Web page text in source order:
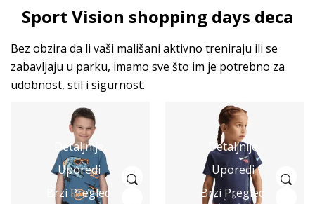
Sport Vision shopping days deca
Bez obzira da li vaši mališani aktivno treniraju ili se
zabavljaju u parku, imamo sve što im je potrebno za
udobnost, stil i sigurnost.
Detaljnije
Uporedi
Brzi Pregled
Detaljnije
Uporedi
Brzi Pregled